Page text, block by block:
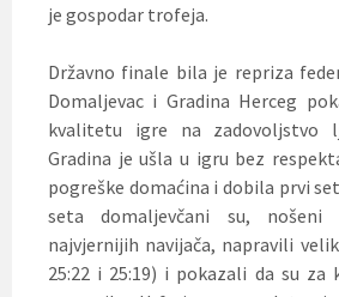
je gospodar trofeja.
Državno finale bila je repriza
Domaljevac i Gradina Herceg
kvalitetu igre na zadovoljstvo
Gradina je ušla u igru bez
pogreške domaćina i dobila prvi
seta domaljevčani su, nošeni
najvjernijih navijača, napravili
25:22 i 25:19) i pokazali da su za